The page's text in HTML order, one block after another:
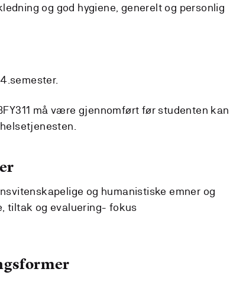
og god hygiene, generelt og personlig
må være gjennomført før studenten kan
og humanistiske emner og
tiltak og evaluering- fokus